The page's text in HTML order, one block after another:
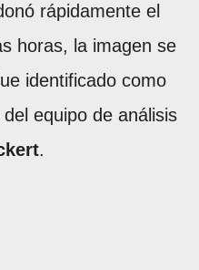
rápidamente el
horas, la imagen se
identificado como
equipo de análisis
.